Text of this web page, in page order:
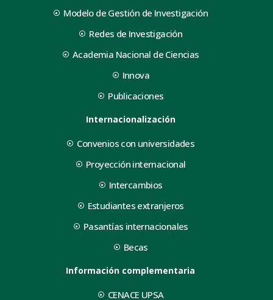
Modelo de Gestión de Investigación
Redes de Investigación
Academia Nacional de Ciencias
Innova
Publicaciones
Internacionalización
Convenios con universidades
Proyección internacional
Intercambios
Estudiantes extranjeros
Pasantías internacionales
Becas
Información complementaria
CENACE UPSA